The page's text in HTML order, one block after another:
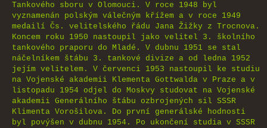
Tankového sboru v Olomouci. V roce 1948 byl
vyznamenán polským válečným křížem a v roce 1949
medailí Čs. velitelského řádu Jana Žižky z Trocnova.
Koncem roku 1950 nastoupil jako velitel 3. školního
tankového praporu do Mladé. V dubnu 1951 se stal
náčelníkem štábu 3. tankové divize a od ledna 1952
jejím velitelem. V červenci 1953 nastoupil ke studiu
na Vojenské akademii Klementa Gottwalda v Praze a v
listopadu 1954 odjel do Moskvy studovat na Vojenské
akademii Generálního štábu ozbrojených sil SSSR
Klimenta Vorošilova. Do první generálské hodnosti
byl povýšen v dubnu 1954. Po ukončení studia v SSSR